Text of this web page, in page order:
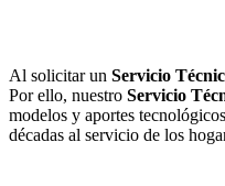
Al solicitar un Servicio
Por ello, nuestro Servicio
modelos y aportes
décadas al servicio de los